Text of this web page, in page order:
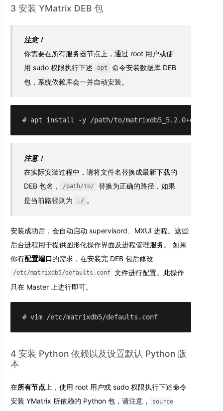
3 安装 YMatrix DEB 包
注意！
你需要在所有服务器节点上，通过 root 用户或使
用 sudo 权限执行下述
apt
命令安装数据库 DEB
包，系统依赖库会一并自动安装。
# apt install -y /path/to/
注意！
在实际安装过程中，请将文件名替换成最新下载的
DEB 包名，
/path/to/
替换为正确的路径，如果
是当前路径则为
./ 。
安装成功后，会自动启动 supervisord、MXUI 进程。这些
后台进程用于提供图形化操作界面及进程管理服务。 如果
你有配置端口的需求，在安装完 DEB 包后修改
/etc/matrixdb5/defaults.conf
文件进行配置。此操作
只在 Master 上进行即可。
# vim /etc/matrixdb5/defaults.conf
4 安装 Python 依赖以及设置默认 Python 版
本
在所有节点上，使用 root 用户或 sudo 权限执行下述命令
安装 YMatrix 所依赖的 Python 包，请注意，
source